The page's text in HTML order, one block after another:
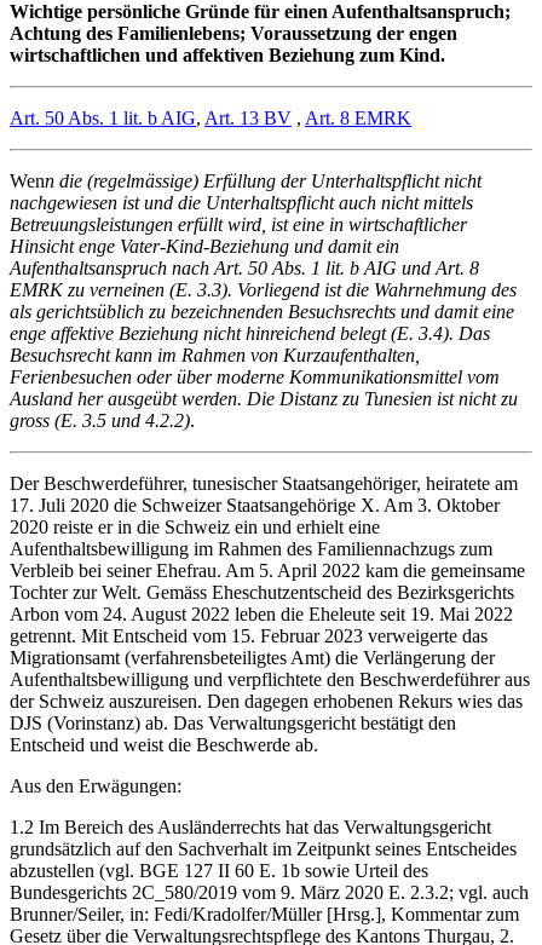
Wichtige persönliche Gründe für einen Aufenthaltsanspruch;
Achtung des Familienlebens; Voraussetzung der engen
wirtschaftlichen und affektiven Beziehung zum Kind.
Art. 50 Abs. 1 lit. b AIG, Art. 13 BV , Art. 8 EMRK
Wenn die (regelmässige) Erfüllung der Unterhaltspflicht nicht
nachgewiesen ist und die Unterhaltspflicht auch nicht mittels
Betreuungsleistungen erfüllt wird, ist eine in wirtschaftlicher
Hinsicht enge Vater-Kind-Beziehung und damit ein
Aufenthaltsanspruch nach Art. 50 Abs. 1 lit. b AIG und Art. 8
EMRK zu verneinen (E. 3.3). Vorliegend ist die Wahrnehmung des
als gerichtsüblich zu bezeichnenden Besuchsrechts und damit eine
enge affektive Beziehung nicht hinreichend belegt (E. 3.4). Das
Besuchsrecht kann im Rahmen von Kurzaufenthalten,
Ferienbesuchen oder über moderne Kommunikationsmittel vom
Ausland her ausgeübt werden. Die Distanz zu Tunesien ist nicht zu
gross (E. 3.5 und 4.2.2).
Der Beschwerdeführer, tunesischer Staatsangehöriger, heiratete am
17. Juli 2020 die Schweizer Staatsangehörige X. Am 3. Oktober
2020 reiste er in die Schweiz ein und erhielt eine
Aufenthaltsbewilligung im Rahmen des Familiennachzugs zum
Verbleib bei seiner Ehefrau. Am 5. April 2022 kam die gemeinsame
Tochter zur Welt. Gemäss Eheschutzentscheid des Bezirksgerichts
Arbon vom 24. August 2022 leben die Eheleute seit 19. Mai 2022
getrennt. Mit Entscheid vom 15. Februar 2023 verweigerte das
Migrationsamt (verfahrensbeteiligtes Amt) die Verlängerung der
Aufenthaltsbewilligung und verpflichtete den Beschwerdeführer aus
der Schweiz auszureisen. Den dagegen erhobenen Rekurs wies das
DJS (Vorinstanz) ab. Das Verwaltungsgericht bestätigt den
Entscheid und weist die Beschwerde ab.
Aus den Erwägungen:
1.2 Im Bereich des Ausländerrechts hat das Verwaltungsgericht
grundsätzlich auf den Sachverhalt im Zeitpunkt seines Entscheides
abzustellen (vgl. BGE 127 II 60 E. 1b sowie Urteil des
Bundesgerichts 2C_580/2019 vom 9. März 2020 E. 2.3.2; vgl. auch
Brunner/Seiler, in: Fedi/Kradolfer/Müller [Hrsg.], Kommentar zum
Gesetz über die Verwaltungsrechtspflege des Kantons Thurgau, 2.